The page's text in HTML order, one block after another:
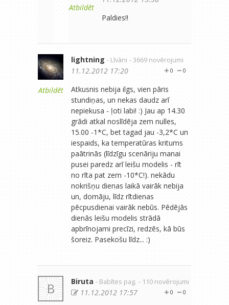
Atbildēt
Paldies!!
Atbildēt
lightning - Līvāni - 3669 novērojumi
0
0
11.12.2012 17:20
Atkusnis nebija ilgs, vien pāris
stundiņas, un nekas daudz arī
nepiekusa - ļoti labi! :) Jau ap 14.30
grādi atkal noslīdēja zem nulles,
15.00 -1*C, bet tagad jau -3,2*C un
iespaids, ka temperatūras kritums
paātrinās (līdzīgu scenāriju manai
pusei paredz arī leišu modelis - rīt
no rīta pat zem -10*C!). nekādu
nokrišņu dienas laikā vairāk nebija
un, domāju, līdz rītdienas
pēcpusdienai vairāk nebūs. Pēdējās
dienās leišu modelis strādā
apbrīnojami precīzi, redzēs, kā būs
šoreiz. Pasekošu līdz... :)
B Biruta - Babītes pag. - 110 novērojumi
0
0
11.12.2012 17:57